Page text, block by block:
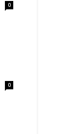
0
0